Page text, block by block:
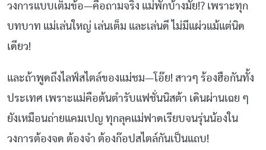
วงการแบบเต็มข้อ—คือถามจริง แม่พักบ้างมั้ย!? เพราะทุก
บทบาท แม่เล่นใหญ่ เล่นเต็ม และเล่นดี ไม่มีแผ่วแม้แต่นิด
เดียว!
และถ้าพูดถึงไลฟ์สไตล์ของแม่ชม—โอ๊ย! สาวๆ ร้องฮือกันทั้ง
ประเทศ เพราะแม่คือต้นตำรับแฟชั่นนิสต้า เดินผ่านเฉย ๆ
ยังเหมือนถ่ายแคมเปญ ทุกลุคแม่ฟาดเรียบจนรุ่นน้องใน
วงการต้องจด ต้องจำ ต้องก๊อปสไตล์กันเป็นแถบ!